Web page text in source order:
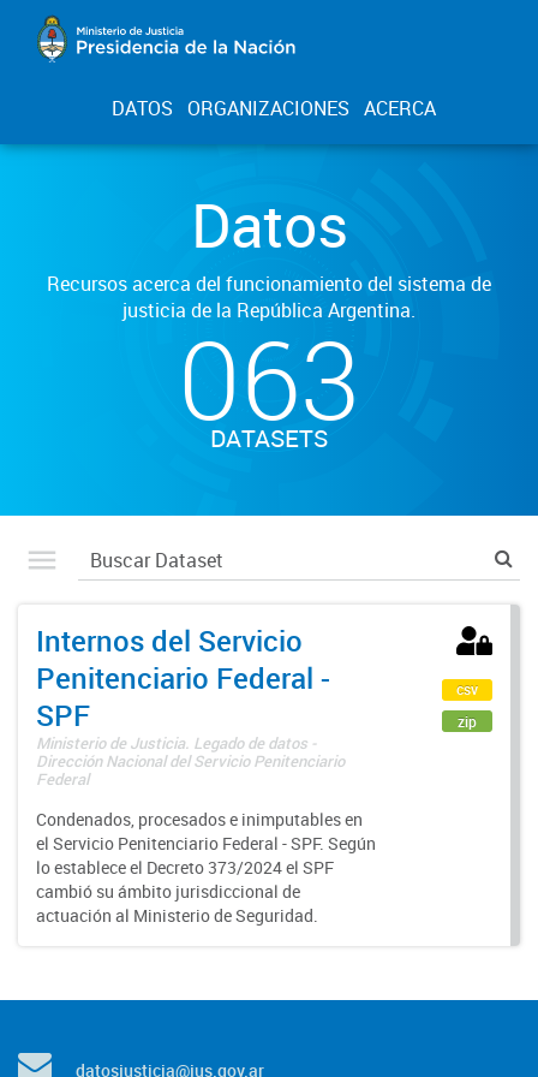
DATOS ORGANIZACIONES ACERCA
Datos
Recursos acerca del funcionamiento del sistema de
justicia de la República Argentina.
063
DATASETS
Internos del Servicio
Penitenciario Federal -
SPF
Ministerio de Justicia. Legado de datos -
Dirección Nacional del Servicio Penitenciario
Federal
Condenados, procesados e inimputables en
el Servicio Penitenciario Federal - SPF. Según
lo establece el Decreto 373/2024 el SPF
cambió su ámbito jurisdiccional de
actuación al Ministerio de Seguridad.
csv
zip
datosjusticia@jus.gov.ar